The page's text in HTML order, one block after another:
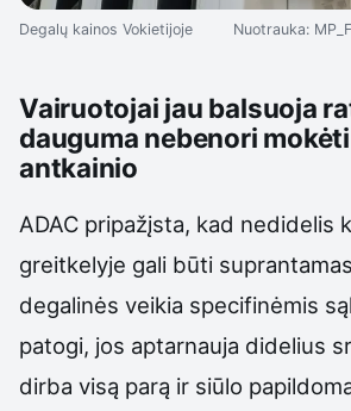
Degalų kainos Vokietijoje Nuotrauka:
Vairuotojai jau balsuoja
dauguma nebenori
antkainio
ADAC pripažįsta, kad nedidelis
greitkelyje gali būti
degalinės veikia specifinėmis
patogi, jos aptarnauja didelius
dirba visą parą ir siūlo